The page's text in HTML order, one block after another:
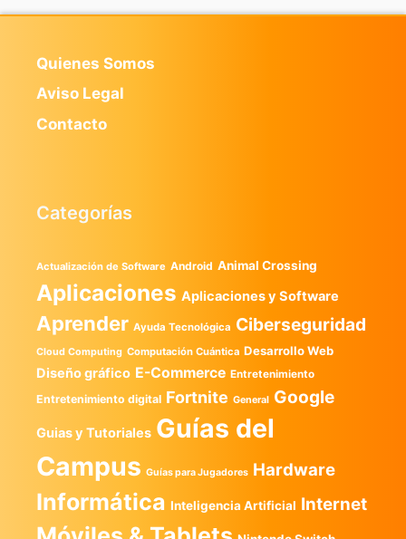
Quienes Somos
Aviso Legal
Contacto
Categorías
Actualización de Software Android Animal Crossing
Aplicaciones Aplicaciones y Software
Aprender Ayuda Tecnológica Ciberseguridad
Cloud Computing Computación Cuántica Desarrollo Web
Diseño gráfico E-Commerce Entretenimiento
Entretenimiento digital Fortnite General Google
Guias y Tutoriales Guías del
Campus Guías para Jugadores Hardware
Informática Inteligencia Artificial Internet